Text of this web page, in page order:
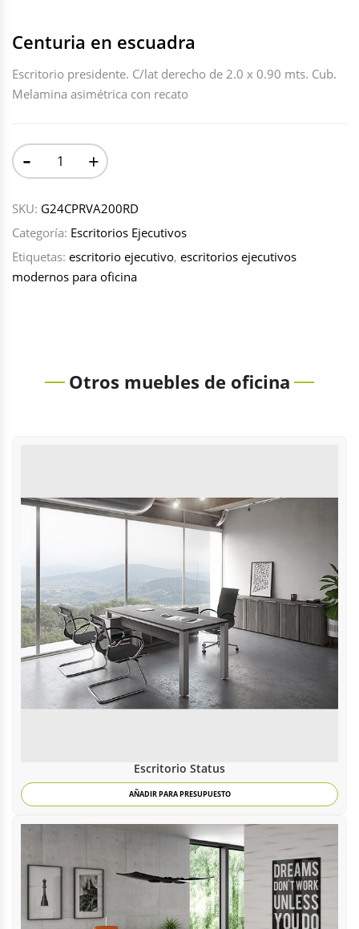
Centuria en escuadra
Escritorio presidente. C/lat derecho de 2.0 x 0.90 mts. Cub.
Melamina asimétrica con recato
- +
SKU: G24CPRVA200RD
Categoría: Escritorios Ejecutivos
Etiquetas: escritorio ejecutivo, escritorios ejecutivos
modernos para oficina
Otros muebles de oficina
Escritorio Status
AÑADIR PARA PRESUPUESTO